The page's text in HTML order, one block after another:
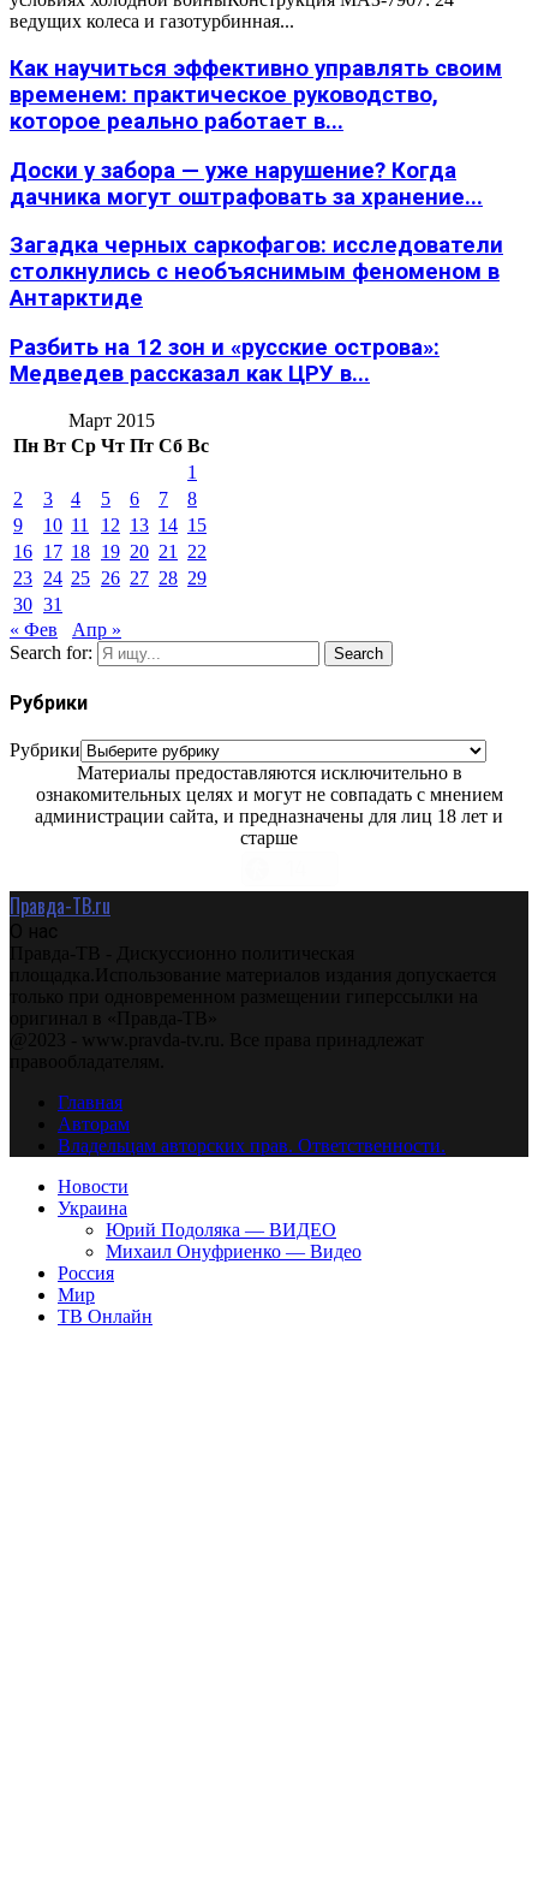
ведущих колеса и газотурбинная...
Как научиться эффективно управлять своим
временем: практическое руководство,
которое реально работает в...
Доски у забора — уже нарушение? Когда
дачника могут оштрафовать за хранение...
Загадка черных саркофагов: исследователи
столкнулись с необъяснимым феноменом в
Антарктиде
Разбить на 12 зон и «русские острова»:
Медведев рассказал как ЦРУ в...
Март 2015
Пн Вт Ср Чт Пт Сб Вс
1
2
3 4 5 6 7
8
9
10 11 12 13 14 15
16 17 18 19 20 21
22
23 24 25 26 27 28 29
30 31
« Фев
Апр »
Search for:
Search
Рубрики
Рубрики
Материалы предоставляются исключительно в
ознакомительных целях и могут не совпадать с мнением
администрации сайта, и предназначены для лиц 18 лет и
старше
Правда-ТВ.ru
О нас
Правда-ТВ - Дискуссионно политическая
площадка.Использование материалов издания допускается
только при одновременном размещении гиперссылки на
оригинал в «Правда-ТВ»
@2023 - www.pravda-tv.ru. Все права принадлежат
правообладателям.
Главная
Авторам
Владельцам авторских прав. Ответственности.
Новости
Украина
Юрий Подоляка — ВИДЕО
Михаил Онуфриенко — Видео
Россия
Мир
ТВ Онлайн